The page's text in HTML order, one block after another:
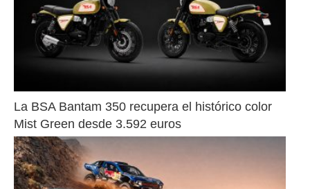
La BSA Bantam 350 recupera el histórico color
Mist Green desde 3.592 euros